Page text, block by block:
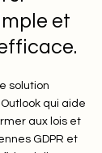
et
solution
qui aide
aux lois et
GDPR et